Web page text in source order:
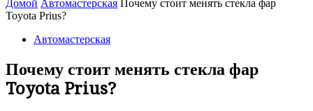
Домой Автомастерская
Почему стоит менять стекла фар
Toyota Prius?
Автомастерская
Почему стоит менять стекла фар
Toyota Prius?